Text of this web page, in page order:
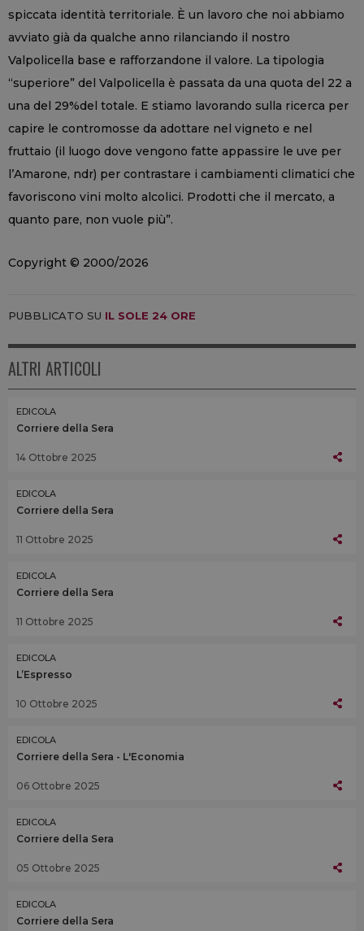
spiccata identità territoriale. È un lavoro che noi abbiamo
avviato già da qualche anno rilanciando il nostro
Valpolicella base e rafforzandone il valore. La tipologia
“superiore” del Valpolicella è passata da una quota del 22 a
una del 29%del totale. E stiamo lavorando sulla ricerca per
capire le contromosse da adottare nel vigneto e nel
fruttaio (il luogo dove vengono fatte appassire le uve per
l’Amarone, ndr) per contrastare i cambiamenti climatici che
favoriscono vini molto alcolici. Prodotti che il mercato, a
quanto pare, non vuole più”.
Copyright © 2000/2026
PUBBLICATO SU IL SOLE 24 ORE
ALTRI ARTICOLI
EDICOLA
Corriere della Sera
14 Ottobre 2025
EDICOLA
Corriere della Sera
11 Ottobre 2025
EDICOLA
Corriere della Sera
11 Ottobre 2025
EDICOLA
L’Espresso
10 Ottobre 2025
EDICOLA
Corriere della Sera - L'Economia
06 Ottobre 2025
EDICOLA
Corriere della Sera
05 Ottobre 2025
EDICOLA
Corriere della Sera